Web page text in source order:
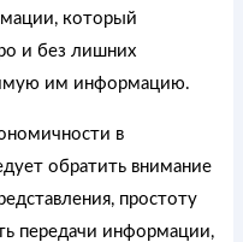
который
и без лишних
им информацию.
в
обратить внимание
простоту
передачи информации,